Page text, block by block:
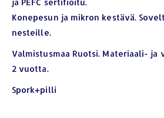
Konepesun ja mikron kestävä.
nesteille.
Valmistusmaa Ruotsi. Materiaali- ja
2 vuotta.
Spork+pilli
YHTEYSTIEDOT